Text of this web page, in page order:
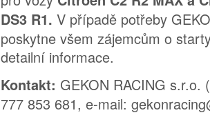
DS3 R1. V případě potřeby
poskytne všem zájemcům o
detailní informace.
Kontakt: GEKON RACING s.r.o.
777 853 681, e-mail: